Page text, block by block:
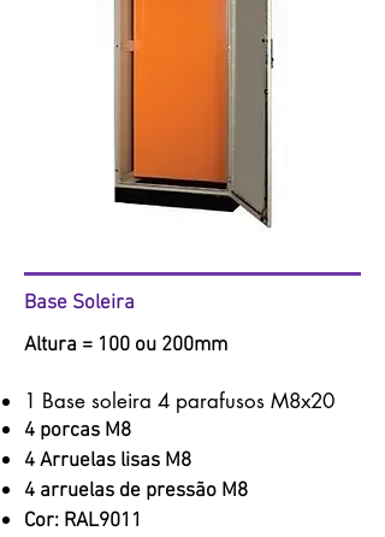
Base Soleira
Altura = 100 ou 200mm
1 Base soleira 4 parafusos M8x20
4 porcas M8
4 Arruelas lisas M8
4 arruelas de pressão M8
Cor: RAL9011